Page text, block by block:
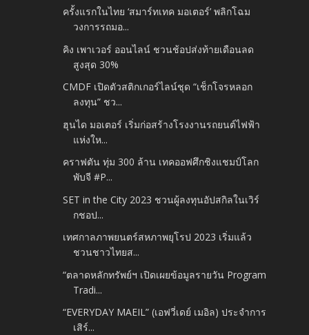
ครั้งแรกในไทย ‘สมาร์ทเทค มอเตอร์’ พลิกโฉม
วงการรถมอ...
คิง เพาเวอร์ ออนไลน์ ชวนช้อปส่งท้ายเดือนลด
สูงสุด 30%
CMDF เปิดตัวสติกเกอร์ไลน์ชุด “เช็กโจรหลอก
ลงทุน” ชว...
ฮุนได มอเตอร์ เริ่มก่อสร้างโรงงานรถยนต์ไฟฟ้า
แห่งให...
คราฟตัน ทุ่ม 300 ล้าน เทคออฟศึกชิงแชมป์โลก
พับจี #P...
SET in the City 2023 ชวนผู้ลงทุนอัปสกิลในเวิร์
กชอป...
เทศกาลภาพยนตร์สหภาพยุโรป 2023 เริ่มแล้ว
ชวนชาวไทยส...
“ตลาดหลักทรัพย์ฯ เปิดเผยข้อมูลรายวัน Program
Tradi...
“EVERYDAY MAEIL” (เอฟวี่เดย์ เมอิล) ประจำการ
เสิร์...